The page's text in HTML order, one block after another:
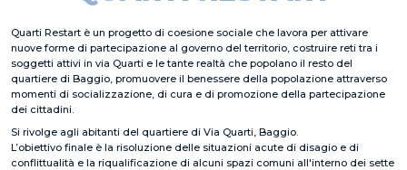
Quarti Restart è un progetto di coesione sociale che lavora per attivare
nuove forme di partecipazione al governo del territorio, costruire reti tra i
soggetti attivi in via Quarti e le tante realtà che popolano il resto del
quartiere di Baggio, promuovere il benessere della popolazione attraverso
momenti di socializzazione, di cura e di promozione della partecipazione
dei cittadini.
Si rivolge agli abitanti del quartiere di Via Quarti, Baggio.
L’obiettivo finale è la risoluzione delle situazioni acute di disagio e di
conflittualità e la riqualificazione di alcuni spazi comuni all'interno dei sette